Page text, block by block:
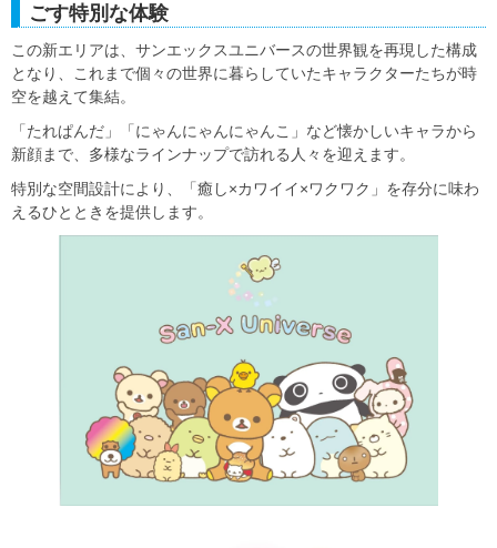
ごす特別な体験
この新エリアは、サンエックスユニバースの世界観を再現した構成
となり、これまで個々の世界に暮らしていたキャラクターたちが時
空を越えて集結。
「たれぱんだ」「にゃんにゃんにゃんこ」など懐かしいキャラから
新顔まで、多様なラインナップで訪れる人々を迎えます。
特別な空間設計により、「癒し×カワイイ×ワクワク」を存分に味わ
えるひとときを提供します。